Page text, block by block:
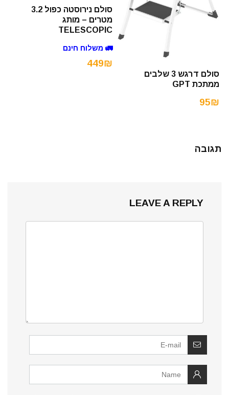
סולם דרגש 3 שלבים
ממתכת GPT
95₪
סולם נירוסטה כפול 3.2
מטרים – מותג
TELESCOPIC
🚛 משלוח חינם
449₪
תגובה
LEAVE A REPLY